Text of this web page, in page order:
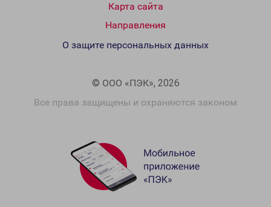
Карта сайта
Направления
© ООО «ПЭК», 2026
Все права защищены и охраняются законом
О защите персональных данных